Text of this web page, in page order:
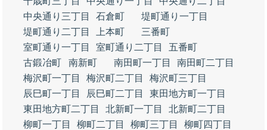
中央通り三丁目
石倉町
堤町通り一丁目
堤町通り二丁目
上本町
三番町
室町通り一丁目
室町通り二丁目
五番町
古鍛冶町
南新町 南田町一丁目
南田町二丁目
梅沢町一丁目
梅沢町二丁目
梅沢町三丁目
辰巳町一丁目
辰巳町二丁目
東田地方町一丁目
東田地方町二丁目
北新町一丁目
北新町二丁目
柳町一丁目
柳町二丁目 柳町三丁目
柳町四丁目